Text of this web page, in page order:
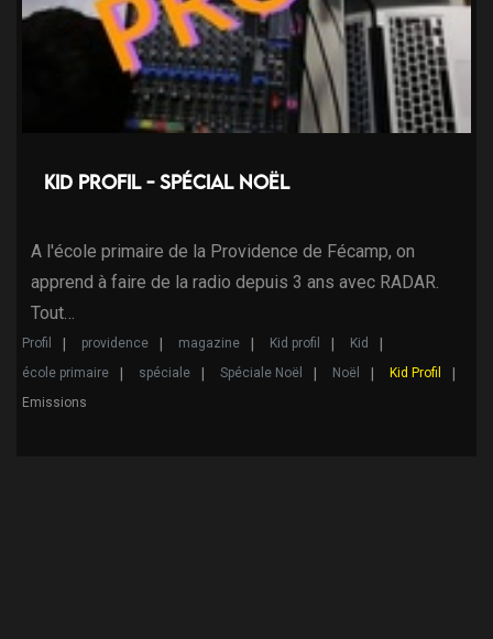
Kid profil - Spécial Noël
A l'école primaire de la Providence de Fécamp, on
apprend à faire de la radio depuis 3 ans avec RADAR.
Tout…
Profil providence magazine Kid profil
Kid
école primaire
spéciale Spéciale Noël Noël
Kid Profil
Emissions